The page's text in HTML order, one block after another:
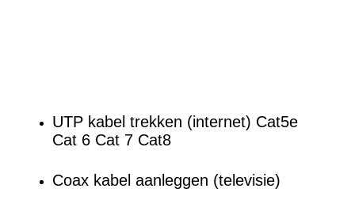
UTP kabel trekken (internet) Cat5e
Cat 6 Cat 7 Cat8
Coax kabel aanleggen (televisie)